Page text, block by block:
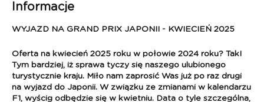
Informacje
WYJAZD NA GRAND PRIX JAPONII - KWIECIEŃ 2025
Oferta na kwiecień 2025 roku w połowie 2024 roku? Tak!
Tym bardziej, iż sprawa tyczy się naszego ulubionego
turystycznie kraju. Miło nam zaprosić Was już po raz drugi
na wyjazd do Japonii. W związku ze zmianami w kalendarzu
F1, wyścig odbędzie się w kwietniu. Data o tyle szczególna,